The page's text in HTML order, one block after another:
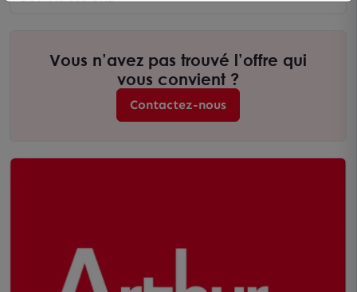
Vous n’avez pas trouvé l’offre qui
vous convient ?
Contactez-nous